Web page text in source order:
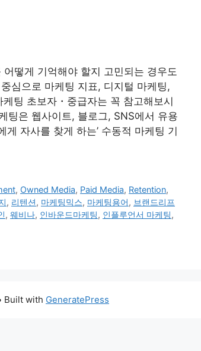
떻게 기억해야 할지 고민되는 경우도
심으로 마케팅 지표, 디지털 마케팅,
팅 초보자・중급자는 꼭 참고해보시
팅은 웹사이트, 블로그, SNS에서 유용
게 자사를 찾게 하는’ 수동적 마케팅 기
, Owned Media, Paid Media, Retention,
, 리텐션, 마케팅믹스, 마케팅용어, 브랜드리프
, 웨비나, 인바운드마케팅, 인플루언서 마케팅,
Built with GeneratePress